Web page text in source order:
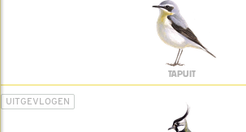
TAPUIT
UITGEVLOGEN